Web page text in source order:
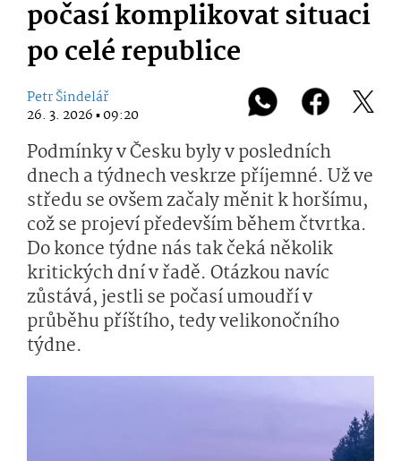
počasí komplikovat situaci
po celé republice
Petr Šindelář
26. 3. 2026 ▪ 09:20
Podmínky v Česku byly v posledních
dnech a týdnech veskrze příjemné. Už ve
středu se ovšem začaly měnit k horšímu,
což se projeví především během čtvrtka.
Do konce týdne nás tak čeká několik
kritických dní v řadě. Otázkou navíc
zůstává, jestli se počasí umoudří v
průběhu příštího, tedy velikonočního
týdne.